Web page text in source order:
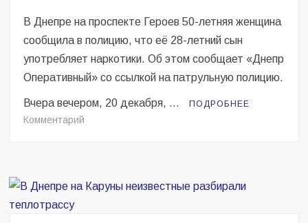
В Днепре на проспекте Героев 50-летняя женщина
сообщила в полицию, что её 28-летний сын
употребляет наркотики. Об этом сообщает «Днепр
Оперативный» со ссылкой на патрульную полицию.
Вчера вечером, 20 декабря, … ПОДРОБНЕЕ
Комментарий
сдала